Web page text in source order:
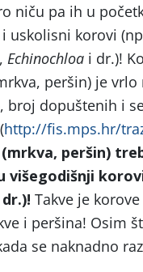
niču pa ih u
uskolisni korovi
, Echinochloa i dr.)!
peršin) je
broj dopuštenih i
http://fis.mps.hr/
peršin)
višegodišnji
Takve je
i peršina! Osim
se naknadno